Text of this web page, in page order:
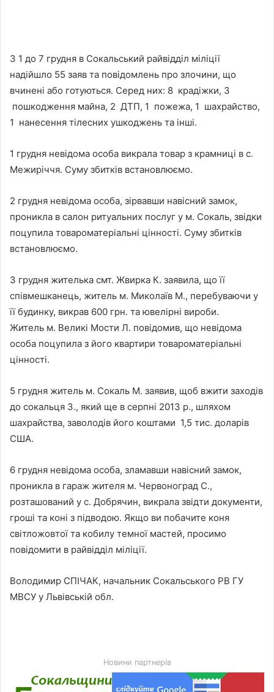
З 1 до 7 грудня в Сокальський райвідділ міліції
надійшло 55 заяв та повідомлень про злочини, що
вчинені або готуються. Серед них: 8 крадіжки, 3
пошкодження майна, 2 ДТП, 1 пожежа, 1 шахрайство,
1 нанесення тілесних ушкоджень та інші.
1 грудня невідома особа викрала товар з крамниці в с.
Межиріччя. Суму збитків встановлюємо.
2 грудня невідома особа, зірвавши навісний замок,
проникла в салон ритуальних послуг у м. Сокаль, звідки
поцупила товароматеріальні цінності. Суму збитків
встановлюємо.
3 грудня жителька смт. Жвирка К. заявила, що її
співмешканець, житель м. Миколаїв М., перебуваючи у
її будинку, викрав 600 грн. та ювелірні вироби.
Житель м. Великі Мости Л. повідомив, що невідома
особа поцупила з його квартири товароматеріальні
цінності.
5 грудня житель м. Сокаль М. заявив, щоб вжити заходів
до сокальця З., який ще в серпні 2013 р., шляхом
шахрайства, заволодів його коштами 1,5 тис. доларів
США.
6 грудня невідома особа, зламавши навісний замок,
проникла в гараж жителя м. Червоноград С.,
розташований у с. Добрячин, викрала звідти документи,
гроші та коні з підводою. Якщо ви побачите коня
світложовтої та кобилу темної мастей, просимо
повідомити в райвідділ міліції.
Володимир СПІЧАК, начальник Сокальського РВ ГУ
МВСУ у Львівській обл.
Новини партнерів